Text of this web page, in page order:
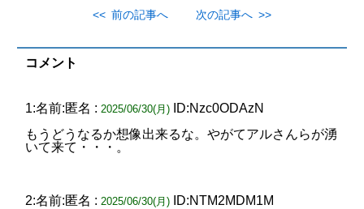
<< 前の記事へ 次の記事へ >>
コメント
1:名前:匿名 : 2025/06/30(月)
ID:Nzc0ODAzN
もうどうなるか想像出来るな。やがてアルさんらが湧
いて来て・・・。
2:名前:匿名 : 2025/06/30(月)
ID:NTM2MDM1M